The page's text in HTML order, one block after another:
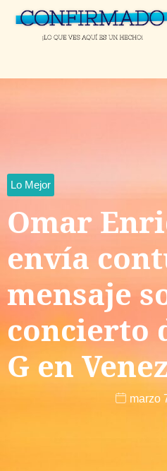
Lo Mejor
Omar
envía
mensaje
concierto
G en
marzo